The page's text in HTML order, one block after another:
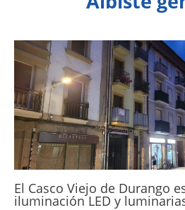
El Casco Viejo de Durango
iluminación LED y